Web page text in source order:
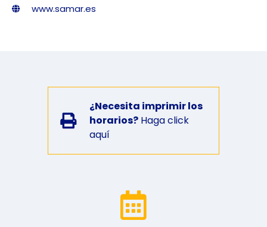
www.samar.es
¿Necesita imprimir los
horarios?Haga click
aquí